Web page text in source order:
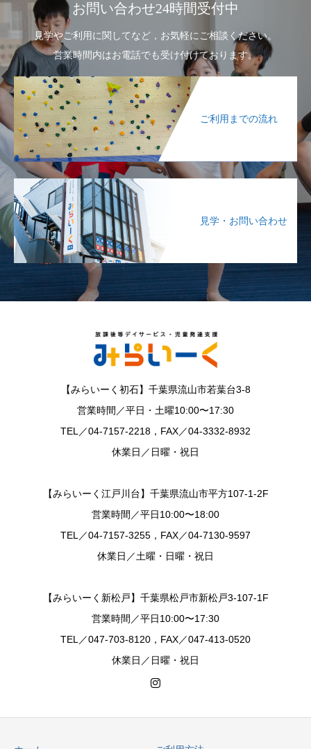
お問い合わせ24時間受付中
見学やご利用に関してなど，お気軽にご相談ください。
営業時間内はお電話でも受け付けております。
ご利用までの流れ
見学・お問い合わせ
【みらいーく初石】千葉県流山市若葉台3-8
営業時間／平日・土曜10:00〜17:30
TEL／04-7157-2218，FAX／04-3332-8932
休業日／日曜・祝日
【みらいーく江戸川台】千葉県流山市平方107-1-2F
営業時間／平日10:00〜18:00
TEL／04-7157-3255，FAX／04-7130-9597
休業日／土曜・日曜・祝日
【みらいーく新松戸】千葉県松戸市新松戸3-107-1F
営業時間／平日10:00〜17:30
TEL／047-703-8120，FAX／047-413-0520
休業日／日曜・祝日